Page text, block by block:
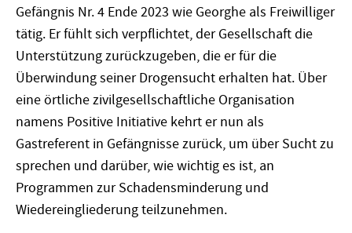
Gefängnis Nr. 4 Ende 2023 wie Georghe als Freiwilliger
tätig. Er fühlt sich verpflichtet, der Gesellschaft die
Unterstützung zurückzugeben, die er für die
Überwindung seiner Drogensucht erhalten hat. Über
eine örtliche zivilgesellschaftliche Organisation
namens Positive Initiative kehrt er nun als
Gastreferent in Gefängnisse zurück, um über Sucht zu
sprechen und darüber, wie wichtig es ist, an
Programmen zur Schadensminderung und
Wiedereingliederung teilzunehmen.